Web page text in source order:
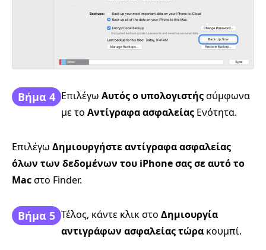
Βήμα 4 Επιλέγω Αυτός ο υπολογιστήςσύμφωνα
με το Αντίγραφα ασφαλείας Ενότητα.
Επιλέγω Δημιουργήστε αντίγραφα ασφαλείας
όλων των δεδομένων του iPhone σας σε αυτό το
Macστο Finder.
Βήμα 5 Τέλος, κάντε κλικ στο Δημιουργία
αντιγράφων ασφαλείας τώρα κουμπί.